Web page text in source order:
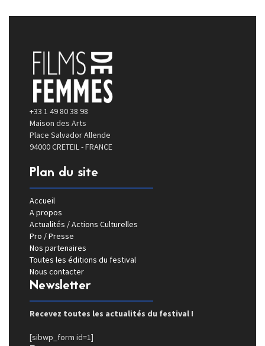
+33 1 49 80 38 98
Maison des Arts
Place Salvador Allende
94000 CRETEIL - FRANCE
Plan du site
Accueil
A propos
Actualités / Actions Culturelles
Pro / Presse
Nos partenaires
Toutes les éditions du festival
Nous contacter
Newsletter
Recevez toutes les actualités du festival !
[sibwp_form id=1]